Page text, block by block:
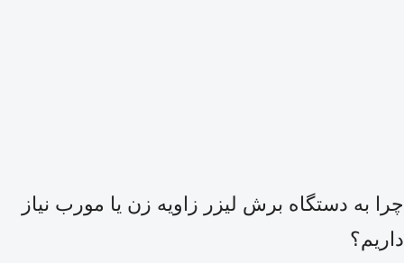
چرا به دستگاه برش لیزر زاویه زن یا مورب نیاز
داریم؟